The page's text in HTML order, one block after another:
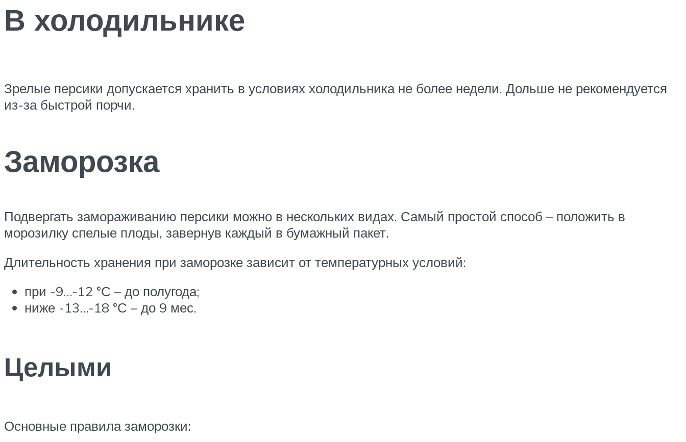
В холодильнике
Зрелые персики допускается хранить в условиях холодильника не более недели. Дольше не рекомендуется
из-за быстрой порчи.
Заморозка
Подвергать замораживанию персики можно в нескольких видах. Самый простой способ – положить в
морозилку спелые плоды, завернув каждый в бумажный пакет.
Длительность хранения при заморозке зависит от температурных условий:
при -9…-12 °С – до полугода;
ниже -13…-18 °С – до 9 мес.
Целыми
Основные правила заморозки: